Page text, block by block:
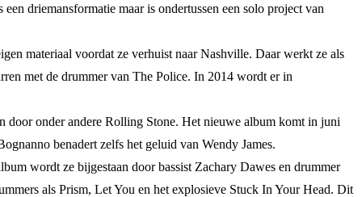
driemansformatie maar is ondertussen een solo project van
materiaal voordat ze verhuist naar Nashville. Daar werkt ze als
met de drummer van The Police. In 2014 wordt er in
onder andere Rolling Stone. Het nieuwe album komt in juni
benadert zelfs het geluid van Wendy James.
wordt ze bijgestaan door bassist Zachary Dawes en drummer
als Prism, Let You en het explosieve Stuck In Your Head. Dit